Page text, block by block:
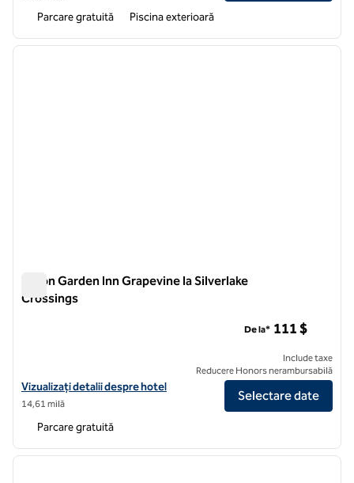
Parcare gratuită Piscina exterioară
1 din 12
Hilton Garden Inn Grapevine la Silverlake
Crossings
Vizualizați detaliile hotelului Hilton Garden Inn Grapevine la
Vizualizați detalii despre hotel
14,61 milă
De la* 111 $
Include taxe
Reducere Honors nerambursabilă
Selectare date
Parcare gratuită
1 din 12